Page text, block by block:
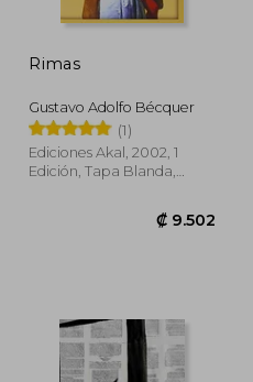
Rimas
Gustavo Adolfo Bécquer
(1)
Ediciones Akal, 2002, 1
Edición, Tapa Blanda,